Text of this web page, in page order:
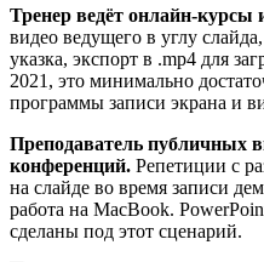
Тренер ведёт онлайн-курсы
видео ведущего в углу
указка, экспорт в .mp4 для
2021, это минимально
программы записи экрана и
Преподаватель публичных
конференций. Репетиции с
на слайде во время записи
работа на MacBook.
сделаны под этот сценарий.